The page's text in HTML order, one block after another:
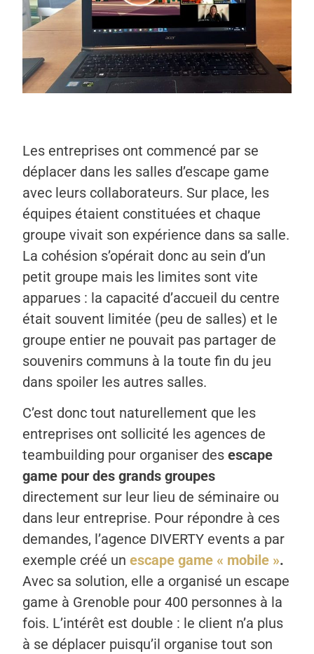
Les entreprises ont commencé par se
déplacer dans les salles d’escape game
avec leurs collaborateurs. Sur place, les
équipes étaient constituées et chaque
groupe vivait son expérience dans sa salle.
La cohésion s’opérait donc au sein d’un
petit groupe mais les limites sont vite
apparues : la capacité d’accueil du centre
était souvent limitée (peu de salles) et le
groupe entier ne pouvait pas partager de
souvenirs communs à la toute fin du jeu
dans spoiler les autres salles.
C’est donc tout naturellement que les
entreprises ont sollicité les agences de
teambuilding pour organiser desescape
game pour des grands groupes
directement sur leur lieu de séminaire ou
dans leur entreprise. Pour répondre à ces
demandes, l’agence DIVERTY events a par
exemple créé unescape game « mobile ».
Avec sa solution, elle a organisé un escape
game à Grenoble pour 400 personnes à la
fois. L’intérêt est double : le client n’a plus
à se déplacer puisqu’il organise tout son